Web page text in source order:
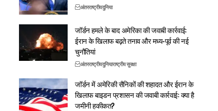
अंतरराष्ट्रीयदुनिया
जॉर्डन हमले के बाद अमेरिका की जवाबी कार्रवाई:
ईरान के खिलाफ बढ़ते तनाव और मध्य-पूर्व की नई
चुनौतियां
अंतरराष्ट्रीयदुनियाराष्ट्रीय सुरक्षा
जॉर्डन में अमेरिकी सैनिकों की शहादत और ईरान के
खिलाफ बाइडन प्रशासन की जवाबी कार्रवाई: क्या है
जमीनी हकीकत?